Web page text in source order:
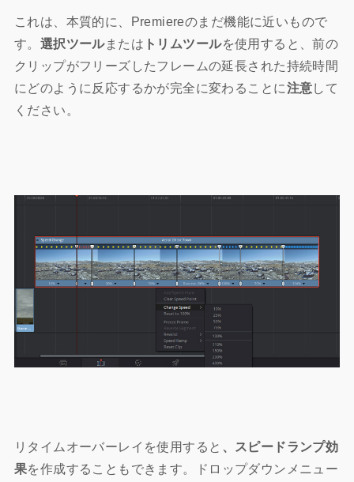
これは、本質的に、Premiereのまだ機能に近いもので
す。 選択ツールまたは トリムツールを使用すると、前の
クリップがフリーズしたフレームの延長された持続時間
にどのように反応するかが完全に変わることに注意して
ください。
リタイムオーバーレイを使用すると
、スピードランプ効
果を作成することもできます。ドロップダウンメニュー